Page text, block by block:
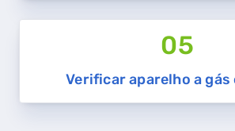
05
Verificar aparelho a
QUERO TER GÁS